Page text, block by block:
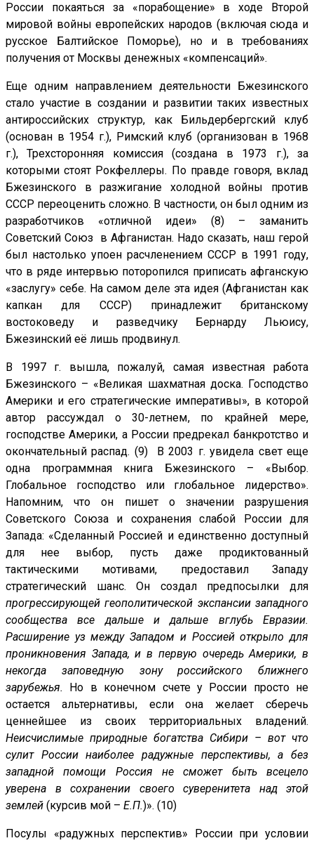
России покаяться за «порабощение» в ходе Второй
мировой войны европейских народов (включая сюда и
русское Балтийское Поморье), но и в требованиях
получения от Москвы денежных «компенсаций».
Еще одним направлением деятельности Бжезинского
стало участие в создании и развитии таких известных
антироссийских структур, как Бильдербергский клуб
(основан в 1954 г.), Римский клуб (организован в 1968
г.), Трехсторонняя комиссия (создана в 1973 г.), за
которыми стоят Рокфеллеры. По правде говоря, вклад
Бжезинского в разжигание холодной войны против
СССР переоценить сложно. В частности, он был одним из
разработчиков «отличной идеи» (8) – заманить
Советский Союз в Афганистан. Надо сказать, наш герой
был настолько упоен расчленением СССР в 1991 году,
что в ряде интервью поторопился приписать афганскую
«заслугу» себе. На самом деле эта идея (Афганистан как
капкан для СССР) принадлежит британскому
востоковеду и разведчику Бернарду Льюису,
Бжезинский её лишь продвинул.
В 1997 г. вышла, пожалуй, самая известная работа
Бжезинского – «Великая шахматная доска. Господство
Америки и его стратегические императивы», в которой
автор рассуждал о 30-летнем, по крайней мере,
господстве Америки, а России предрекал банкротство и
окончательный распад. (9) В 2003 г. увидела свет еще
одна программная книга Бжезинского – «Выбор.
Глобальное господство или глобальное лидерство».
Напомним, что он пишет о значении разрушения
Советского Союза и сохранения слабой России для
Запада: «Сделанный Россией и единственно доступный
для нее выбор, пусть даже продиктованный
тактическими мотивами, предоставил Западу
стратегический шанс. Он создал предпосылки для
прогрессирующей геополитической экспансии западного
сообщества все дальше и дальше вглубь Евразии.
Расширение уз между Западом и Россией открыло для
проникновения Запада, и в первую очередь Америки, в
некогда заповедную зону российского ближнего
зарубежья.
Но в конечном счете у России просто не
остается альтернативы, если она желает сберечь
ценнейшее из своих территориальных владений.
Неисчислимые природные богатства Сибири – вот что
сулит России наиболее радужные перспективы, а без
западной помощи Россия не сможет быть всецело
уверена в сохранении своего суверенитета над этой
землей (курсив мой – Е.П.)». (10)
Посулы «радужных перспектив» России при условии